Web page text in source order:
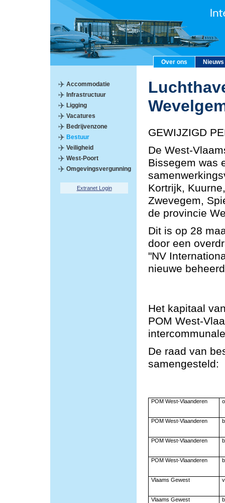
Over ons Nieuws
Accommodatie
Infrastructuur
Ligging
Vacatures
Bedrijvenzone
Bestuur
Veiligheid
West-Poort
Omgevingsvergunning
Extranet Login
GEWIJZIGD
De West-
Bissegem was
Kortrijk,
Zwevegem,
de provincie
Dit is op 28
door een
"NV
nieuwe
Het kapitaal
POM West-
De raad van
samengesteld:
POM West-Vlaanderen
POM West-Vlaanderen
POM West-Vlaanderen
POM West-Vlaanderen
Vlaams Gewest
Vlaams Gewest